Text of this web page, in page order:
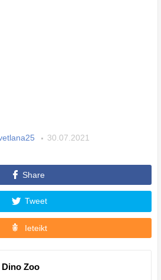
30.07.2021
Share
Tweet
Ieteikt
Zoo